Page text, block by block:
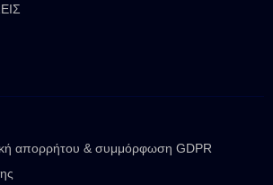
απορρήτου & συμμόρφωση GDPR